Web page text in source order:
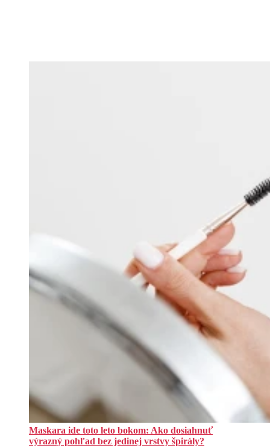
Maskara ide toto leto bokom: Ako dosiahnuť
výrazný pohľad bez jedinej vrstvy špirály?